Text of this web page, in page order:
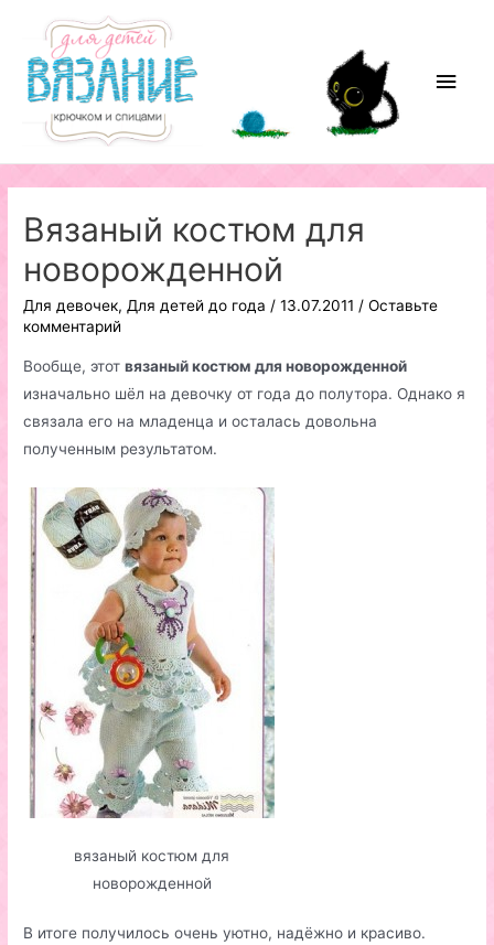
содержимому
Вязаный костюм для
новорожденной
Для девочек,Для детей до года /13.07.2011 /Оставьте
комментарий
Вообще, этотвязаный костюм для новорожденной
изначально шёл на девочку от года до полутора. Однако я
связала его на младенца и осталась довольна
полученным результатом.
вязаный костюм для
новорожденной
В итоге получилось очень уютно, надёжно и красиво.